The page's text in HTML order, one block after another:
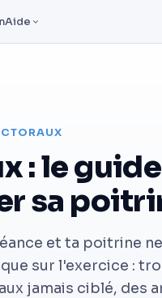
Aide
: le
sa
et ta poitrine
sur l'exercice :
jamais ciblé, des